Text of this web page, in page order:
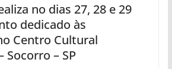
no dias 27, 28 e 29
dedicado às
Centro Cultural
Socorro – SP